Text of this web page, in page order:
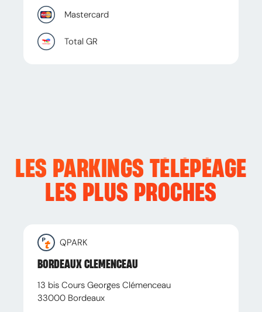
Mastercard
Total GR
LES PARKINGS TÉLÉPÉAGE
LES PLUS PROCHES
QPARK
BORDEAUX CLEMENCEAU
13 bis Cours Georges Clémenceau
33000 Bordeaux